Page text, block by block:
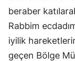
beraber
Rabbim
iyilik
geçen Bölge